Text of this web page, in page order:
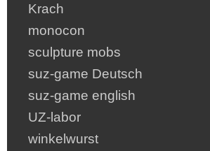
Krach
monocon
sculpture mobs
suz-game Deutsch
suz-game english
UZ-labor
winkelwurst